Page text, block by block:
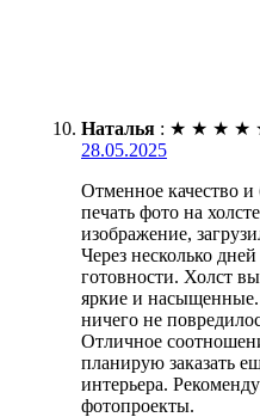
Наталья : ★ ★ ★ ★
28.05.2025
Отменное качество и
печать фото на
изображение,
Через несколько
готовности. Холст
яркие и насыщенные.
ничего не
Отличное
планирую заказать
интерьера.
фотопроекты.